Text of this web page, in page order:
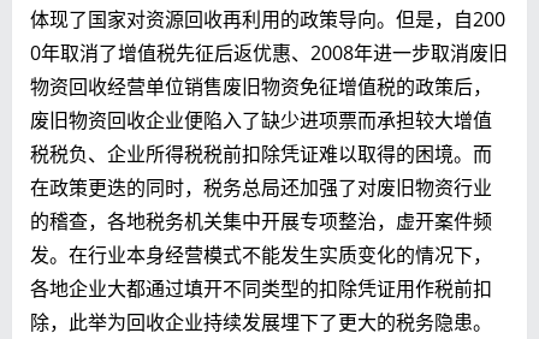
体现了国家对资源回收再利用的政策导向。但是，自200
0年取消了增值税先征后返优惠、2008年进一步取消废旧
物资回收经营单位销售废旧物资免征增值税的政策后，
废旧物资回收企业便陷入了缺少进项票而承担较大增值
税税负、企业所得税税前扣除凭证难以取得的困境。而
在政策更迭的同时，税务总局还加强了对废旧物资行业
的稽查，各地税务机关集中开展专项整治，虚开案件频
发。在行业本身经营模式不能发生实质变化的情况下，
各地企业大都通过填开不同类型的扣除凭证用作税前扣
除，此举为回收企业持续发展埋下了更大的税务隐患。